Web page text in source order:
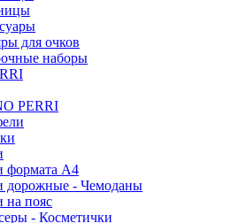
для очков
наборы
PERRI
формата А4
дорожные - Чемоданы
на пояс
- Косметички